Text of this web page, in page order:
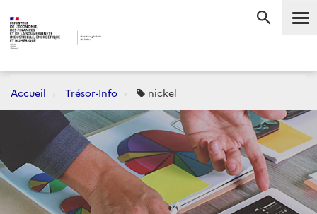
Accueil Trésor-Info nickel